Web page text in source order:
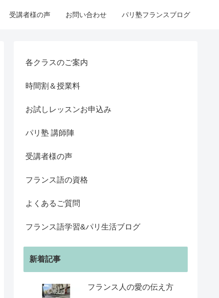
受講者様の声 お問い合わせ パリ塾フランスブログ
各クラスのご案内
時間割＆授業料
お試しレッスンお申込み
パリ塾 講師陣
受講者様の声
フランス語の資格
よくあるご質問
フランス語学習&パリ生活ブログ
新着記事
フランス人の愛の伝え方